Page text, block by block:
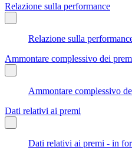
Relazione sulla performance
Relazione sulla
Ammontare complessivo dei
Ammontare complessivo
Dati relativi ai premi
Dati relativi ai premi - in